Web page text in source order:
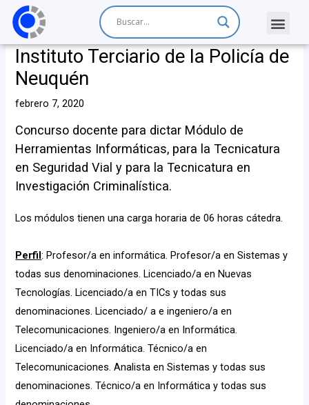
Instituto Terciario de la Policía de
Neuquén
febrero 7, 2020
Concurso docente para dictar Módulo de
Herramientas Informáticas, para la Tecnicatura
en Seguridad Vial y para la Tecnicatura en
Investigación Criminalística.
Los módulos tienen una carga horaria de 06 horas cátedra.
Perfil: Profesor/a en informática. Profesor/a en Sistemas y
todas sus denominaciones. Licenciado/a en Nuevas
Tecnologías. Licenciado/a en TICs y todas sus
denominaciones. Licenciado/ a e ingeniero/a en
Telecomunicaciones. Ingeniero/a en Informática.
Licenciado/a en Informática. Técnico/a en
Telecomunicaciones. Analista en Sistemas y todas sus
denominaciones. Técnico/a en Informática y todas sus